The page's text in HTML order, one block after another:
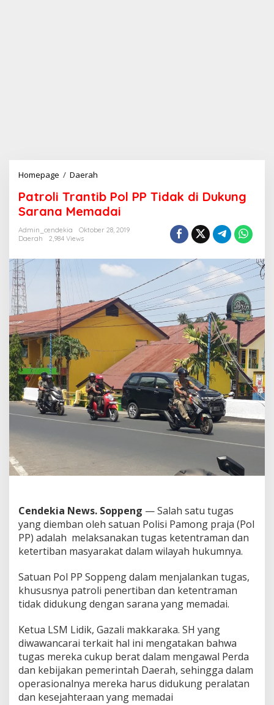
Homepage / Daerah
t
r
o
l
r
i
b
P
l
P
T
i
d
a
k
n
g
S
a
r
a
M
e
a
a
i
Patroli Trantib Pol PP Tidak di Dukung
Sarana Memadai
Admin_cendekia
Oktober 28, 2019
Daerah
2,984 Views
Cendekia News. Soppeng — Salah satu tugas
yang diemban oleh satuan Polisi Pamong praja (Pol
PP) adalah melaksanakan tugas ketentraman dan
ketertiban masyarakat dalam wilayah hukumnya.
Satuan Pol PP Soppeng dalam menjalankan tugas,
khususnya patroli penertiban dan ketentraman
tidak didukung dengan sarana yang memadai.
Ketua LSM Lidik, Gazali makkaraka. SH yang
diwawancarai terkait hal ini mengatakan bahwa
tugas mereka cukup berat dalam mengawal Perda
dan kebijakan pemerintah Daerah, sehingga dalam
operasionalnya mereka harus didukung peralatan
dan kesejahteraan yang memadai